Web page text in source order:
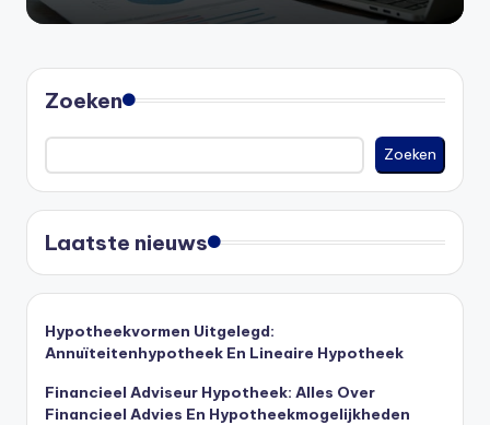
Zoeken
Zoeken
Laatste nieuws
Hypotheekvormen Uitgelegd:
Annuïteitenhypotheek En Lineaire Hypotheek
Financieel Adviseur Hypotheek: Alles Over
Financieel Advies En Hypotheekmogelijkheden